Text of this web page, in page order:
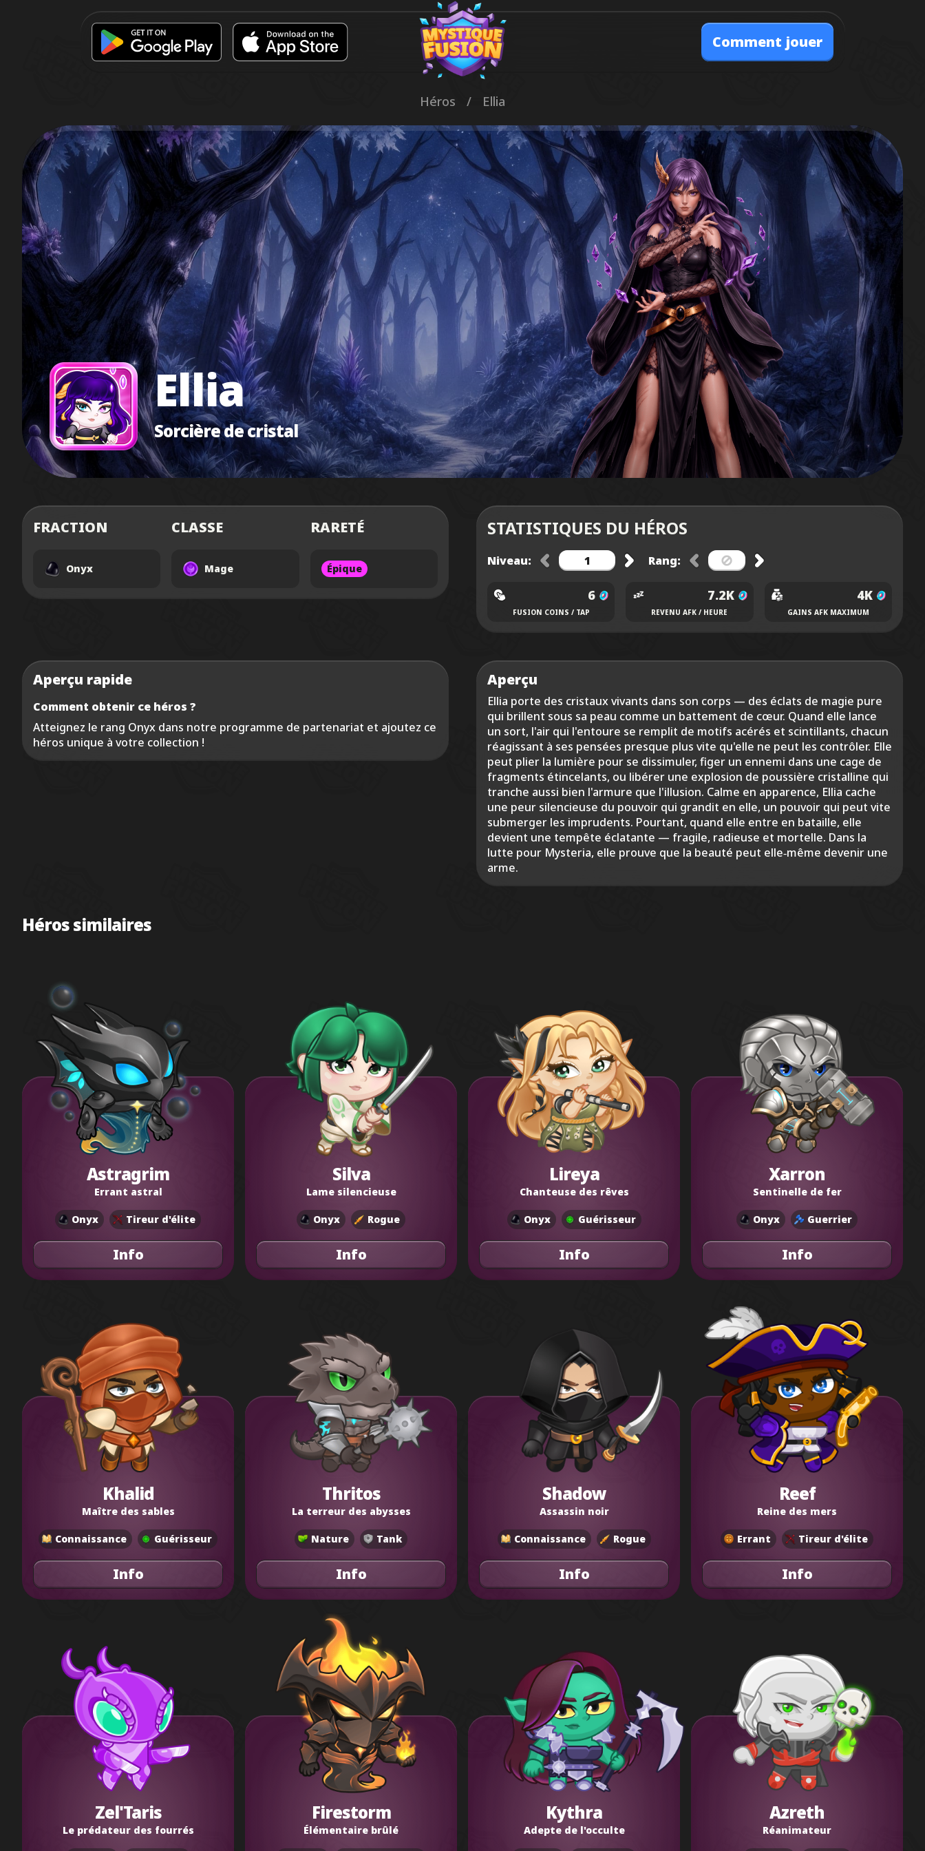
Comment jouer
Héros / Ellia
Ellia
Sorcière de cristal
FRACTION
Onyx
CLASSE
Mage
RARETÉ
Épique
STATISTIQUES DU HÉROS
Niveau: Rang:
6
FUSION COINS / TAP
7.2K
REVENU AFK / HEURE
4K
GAINS AFK MAXIMUM
Aperçu rapide
Comment obtenir ce héros ?
Atteignez le rang Onyx dans notre programme de partenariat et ajoutez ce
héros unique à votre collection !
Aperçu
Ellia porte des cristaux vivants dans son corps — des éclats de magie pure
qui brillent sous sa peau comme un battement de cœur. Quand elle lance
un sort, l'air qui l'entoure se remplit de motifs acérés et scintillants, chacun
réagissant à ses pensées presque plus vite qu'elle ne peut les contrôler. Elle
peut plier la lumière pour se dissimuler, figer un ennemi dans une cage de
fragments étincelants, ou libérer une explosion de poussière cristalline qui
tranche aussi bien l'armure que l'illusion. Calme en apparence, Ellia cache
une peur silencieuse du pouvoir qui grandit en elle, un pouvoir qui peut vite
submerger les imprudents. Pourtant, quand elle entre en bataille, elle
devient une tempête éclatante — fragile, radieuse et mortelle. Dans la
lutte pour Mysteria, elle prouve que la beauté peut elle‑même devenir une
arme.
Héros similaires
Astragrim
Errant astral
Onyx Tireur d'élite
Info
Silva
Lame silencieuse
Onyx Rogue
Info
Lireya
Chanteuse des rêves
Onyx Guérisseur
Info
Xarron
Sentinelle de fer
Onyx Guerrier
Info
Khalid
Maître des sables
Connaissance Guérisseur
Info
Thritos
La terreur des abysses
Nature Tank
Info
Shadow
Assassin noir
Connaissance Rogue
Info
Reef
Reine des mers
Errant Tireur d'élite
Info
Zel'Taris
Le prédateur des fourrés
Firestorm
Élémentaire brûlé
Kythra
Adepte de l'occulte
Azreth
Réanimateur